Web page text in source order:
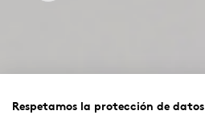
Respetamos la protección de datos